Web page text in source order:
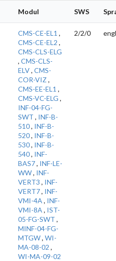
Modul SWS
CMS-CE-EL1 ,
CMS-CE-EL2 ,
CMS-CLS-ELG
, CMS-CLS-
ELV, CMS-
COR-VIZ ,
CMS-EE-EL1 ,
CMS-VC-ELG ,
INF-04-FG-
SWT , INF-B-
510, INF-B-
520, INF-B-
530, INF-B-
540, INF-
BAS7, INF-LE-
WW, INF-
VERT3 , INF-
VERT7, INF-
VMI-4A , INF-
VMI-8A , IST-
05-FG-SWT ,
MINF-04-FG-
MTGW, WI-
MA-08-02 ,
WI-MA-09-02
2/2/0